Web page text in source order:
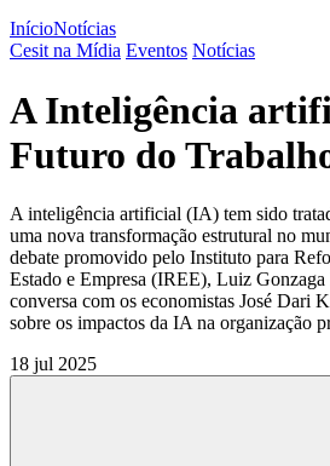
InícioNotícias
Cesit na Mídia Eventos Notícias
A Inteligência
Futuro do
A inteligência artificial (IA) tem sido
uma nova transformação estrutural no
debate promovido pelo Instituto para
Estado e Empresa (IREE), Luiz
conversa com os economistas José Dari
sobre os impactos da IA na organização
18 jul 2025